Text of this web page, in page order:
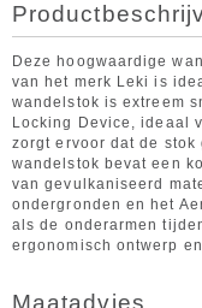
Deze hoogwaardige
van het merk Leki is
wandelstok is extreem
Locking Device, ideaal
zorgt ervoor dat de
wandelstok bevat een
van gevulkaniseerd
ondergronden en het
als de onderarmen
ergonomisch ontwerp
Maatadvies